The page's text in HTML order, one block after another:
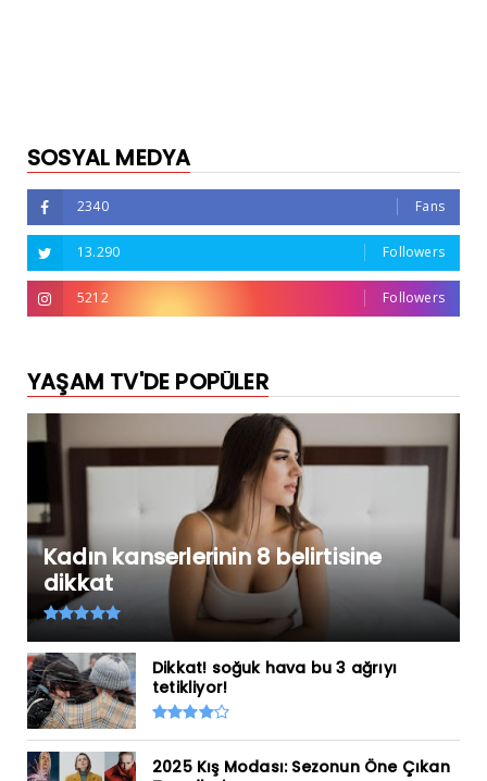
SOSYAL MEDYA
2340 Fans
13.290 Followers
5212 Followers
YAŞAM TV'DE POPÜLER
Kadın kanserlerinin 8 belirtisine
dikkat
Dikkat! soğuk hava bu 3 ağrıyı
tetikliyor!
2025 Kış Modası: Sezonun Öne Çıkan